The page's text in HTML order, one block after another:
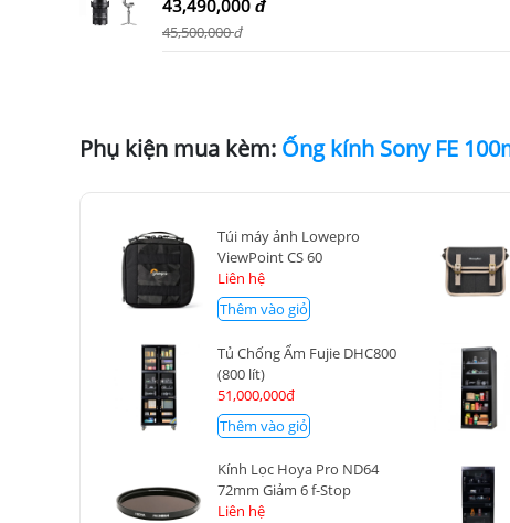
43,490,000 đ
45,500,000đ
Phụ kiện mua kèm:
Túi máy ảnh Lowepro
ViewPoint CS 60
Liên hệ
Thêm vào giỏ
Tủ Chống Ẩm Fujie DHC800
(800 lít)
51,000,000đ
Thêm vào giỏ
Kính Lọc Hoya Pro ND64
72mm Giảm 6 f-Stop
Liên hệ